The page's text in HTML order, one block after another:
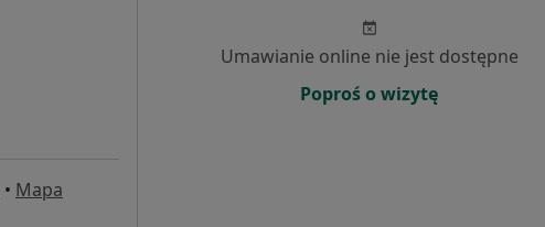
• Mapa
Umawianie online nie jest dostępne
Poproś o wizytę